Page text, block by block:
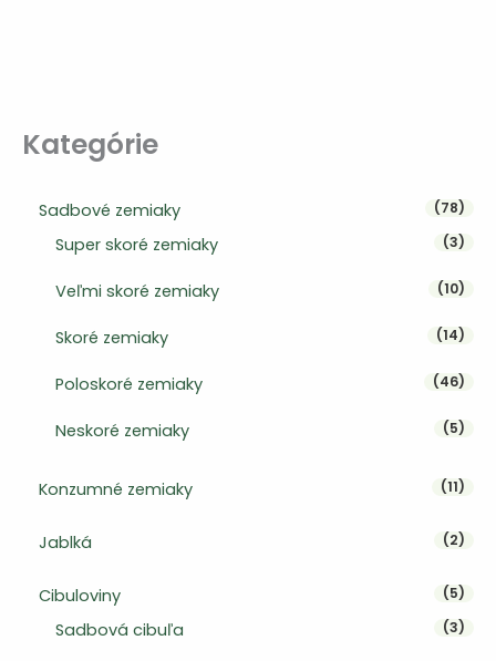
Kategórie
Sadbové zemiaky 7878
Super skoré zemiaky 33
Veľmi skoré zemiaky 1010
Skoré zemiaky 1414
Poloskoré zemiaky 4646
Neskoré zemiaky 55
Konzumné zemiaky 1111
Jablká 22
Cibuloviny 55
Sadbová cibuľa 33